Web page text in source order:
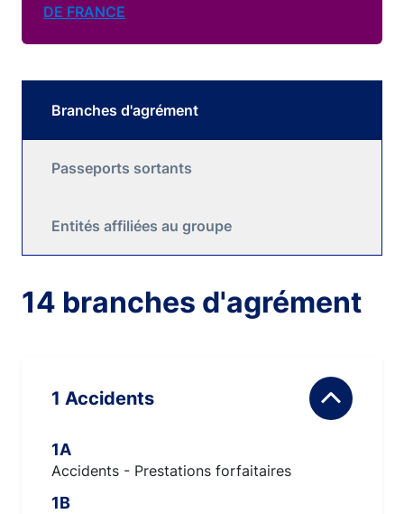
DE FRANCE
Branches d'agrément
Passeports sortants
Entités affiliées au groupe
14 branches d'agrément
1 Accidents
1A
Accidents - Prestations forfaitaires
1B